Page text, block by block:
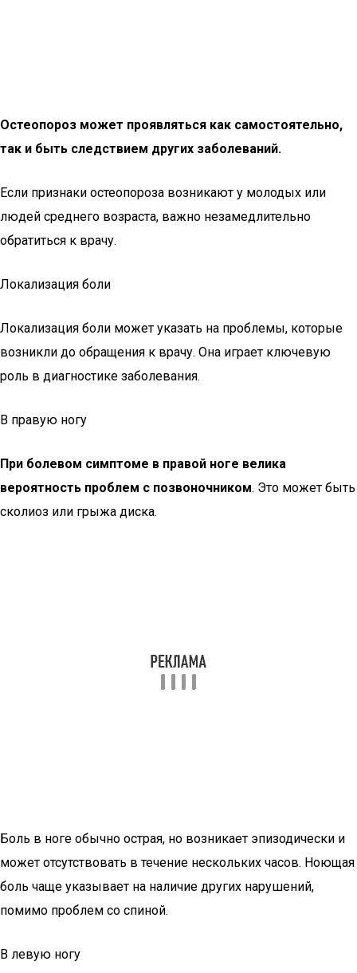
Остеопороз может проявляться как самостоятельно,
так и быть следствием других заболеваний.
Если признаки остеопороза возникают у молодых или
людей среднего возраста, важно незамедлительно
обратиться к врачу.
Локализация боли
Локализация боли может указать на проблемы, которые
возникли до обращения к врачу. Она играет ключевую
роль в диагностике заболевания.
В правую ногу
При болевом симптоме в правой ноге велика
вероятность проблем с позвоночником. Это может быть
сколиоз или грыжа диска.
Боль в ноге обычно острая, но возникает эпизодически и
может отсутствовать в течение нескольких часов. Ноющая
боль чаще указывает на наличие других нарушений,
помимо проблем со спиной.
В левую ногу